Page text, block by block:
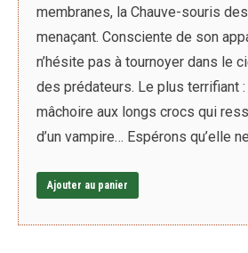
membranes, la Chauve-souris
menaçant. Consciente de son
n’hésite pas à tournoyer dans le
des prédateurs. Le plus terrifiant :
mâchoire aux longs crocs qui
d’un vampire… Espérons qu’elle
Ajouter au panier